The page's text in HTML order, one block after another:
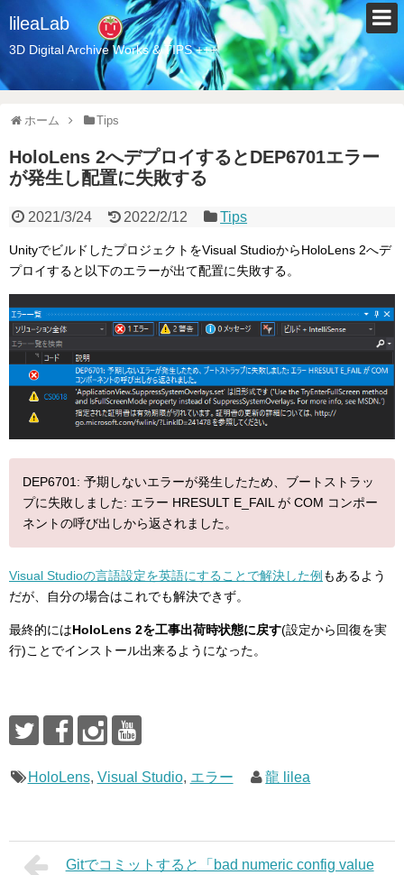
lileaLab
3D Digital Archive Works & TIPS +++
ホーム Tips
HoloLens 2へデプロイするとDEP6701エラー
が発生し配置に失敗する
2021/3/24 2022/2/12 Tips
UnityでビルドしたプロジェクトをVisual StudioからHoloLens 2へデ
プロイすると以下のエラーが出て配置に失敗する。
DEP6701: 予期しないエラーが発生したため、ブートストラッ
プに失敗しました: エラー HRESULT E_FAIL が COM コンポー
ネントの呼び出しから返されました。
Visual Studioの言語設定を英語にすることで解決した例 もあるよう
だが、自分の場合はこれでも解決できず。
最終的にはHoloLens 2を工事出荷時状態に戻す(設定から回復を実
行)ことでインストール出来るようになった。
HoloLens, Visual Studio, エラー 龍 lilea
Gitでコミットすると「bad numeric config value